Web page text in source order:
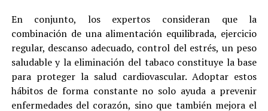
En conjunto, los expertos consideran que la
combinación de una alimentación equilibrada, ejercicio
regular, descanso adecuado, control del estrés, un peso
saludable y la eliminación del tabaco constituye la base
para proteger la salud cardiovascular. Adoptar estos
hábitos de forma constante no solo ayuda a prevenir
enfermedades del corazón, sino que también mejora el